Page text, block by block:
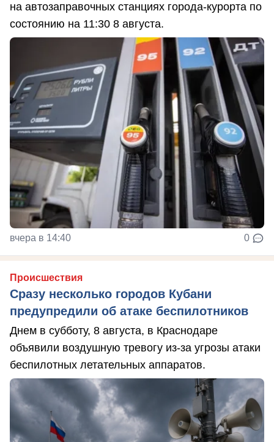
на автозаправочных станциях города-курорта по
состоянию на 11:30 8 августа.
вчера в 14:40 0
Происшествия
Сразу несколько городов Кубани
предупредили об атаке беспилотников
Днем в субботу, 8 августа, в Краснодаре
объявили воздушную тревогу из-за угрозы атаки
беспилотных летательных аппаратов.